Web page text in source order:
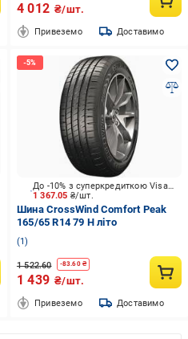
4 012 ₴/шт.
Привеземо Доставимо
1 367.05 ₴/шт.
До -10% з суперкредиткою Visa Вигода
Шина CrossWind Comfort Peak
165/65 R14 79 H літо
1
1 522.60 -83.60₴
1 439 ₴/шт.
Привеземо Доставимо